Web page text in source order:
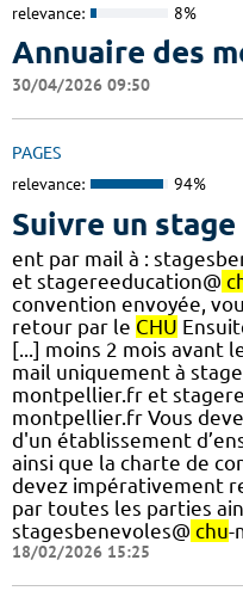
relevance: 8%
Annuaire des
30/04/2026 09:50
PAGES
relevance: 94%
Suivre un stage
ent par mail à :
et stagereeducation@
convention envoyée,
retour par le CHU
[...] moins 2 mois avant
mail uniquement à
montpellier.fr et
montpellier.fr Vous
d'un établissement
ainsi que la charte de
devez impérativement
par toutes les parties
stagesbenevoles@ chu-
18/02/2026 15:25